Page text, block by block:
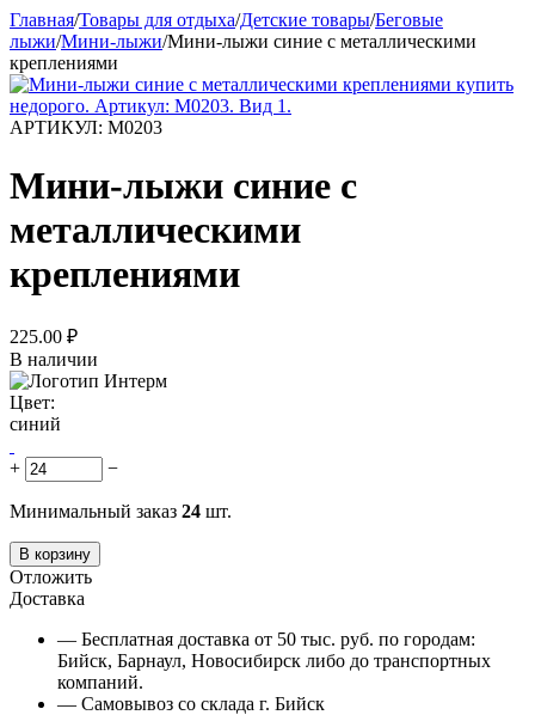
Главная/Товары для отдыха/Детские товары/Беговые
лыжи/Мини-лыжи/Мини-лыжи синие с металлическими
креплениями
АРТИКУЛ: М0203
Мини-лыжи синие с
металлическими
креплениями
225.00 ₽
В наличии
Цвет:
синий
+ −
Минимальный заказ 24 шт.
В корзину
Отложить
Доставка
— Бесплатная доставка от 50 тыс. руб. по городам:
Бийск, Барнаул, Новосибирск либо до транспортных
компаний.
— Самовывоз со склада г. Бийск